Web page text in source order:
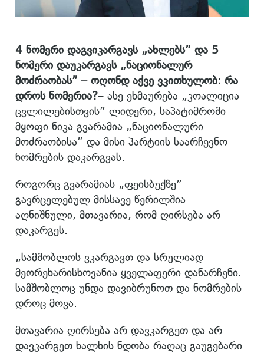
4 ნომერი დაგვიკარგავს „ახლებს” და 5
ნომერი დაუკარგავს „ნაციონალურ
მოძრაობას” – ოღონდ აქვე ვკითხულობ: რა
დროს ნომერია?– ასე ეხმაურება „კოალიცია
ცვლილებისთვის” ლიდერი, საპატიმროში
მყოფი ნიკა გვარამია „ნაციონალური
მოძრაობისა” და მისი პარტიის საარჩევნო
ნომრების დაკარგვას.
როგორც გვარამიას „ფეისბუქზე”
გავრცელებულ მისსავე წერილშია
აღნიშნული, მთავარია, რომ ღირსება არ
დაკარგეს.
„სამშობლოს ვკარგავთ და სრულიად
მეორეხარისხოვანია ყველაფერი დანარჩენი.
სამშობლოც უნდა დავიბრუნოთ და ნომრების
დროც მოვა.
მთავარია ღირსება არ დავკარგეთ და არ
დავკარგეთ ხალხის ნდობა რაღაც გაუგებარი